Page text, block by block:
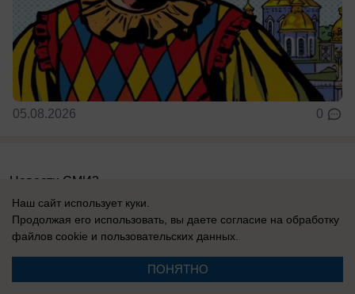
05.08.2026 0
Новости СМИ2
Реклама на сайте Информация
Наш сайт использует куки.
Продолжая его использовать, вы даете согласие на обработку
файлов cookie и пользовательских данных.
ПОНЯТНО